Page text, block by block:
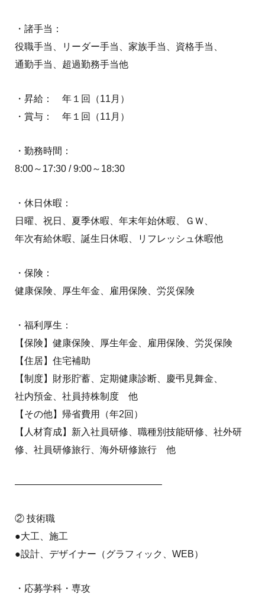
・諸手当：
役職手当、リーダー手当、家族手当、資格手当、
通勤手当、超過勤務手当他
・昇給： 年１回（11月）
・賞与： 年１回（11月）
・勤務時間：
8:00～17:30 / 9:00～18:30
・休日休暇：
日曜、祝日、夏季休暇、年末年始休暇、ＧＷ、
年次有給休暇、誕生日休暇、リフレッシュ休暇他
・保険：
健康保険、厚生年金、雇用保険、労災保険
・福利厚生：
【保険】健康保険、厚生年金、雇用保険、労災保険
【住居】住宅補助
【制度】財形貯蓄、定期健康診断、慶弔見舞金、
社内預金、社員持株制度 他
【その他】帰省費用（年2回）
【人材育成】新入社員研修、職種別技能研修、社外研
修、社員研修旅行、海外研修旅行 他
———————————————–
② 技術職
●大工、施工
●設計、デザイナー（グラフィック、WEB）
・応募学科・専攻